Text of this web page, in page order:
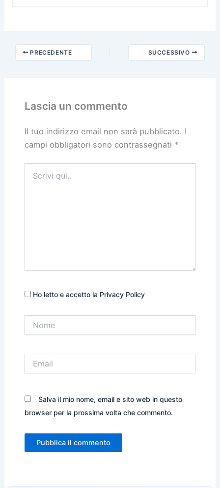
PRECEDENTE SUCCESSIVO
Lascia un commento
Il tuo indirizzo email non sarà pubblicato. I
campi obbligatori sono contrassegnati *
qui..
Ho letto e accetto la Privacy Policy
Salva il mio nome, email e sito web in questo
browser per la prossima volta che commento.